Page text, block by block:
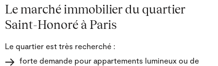
Le marché immobilier du quartier
Saint-Honoré à Paris
Le quartier est très recherché :
forte demande pour appartements lumineux ou de